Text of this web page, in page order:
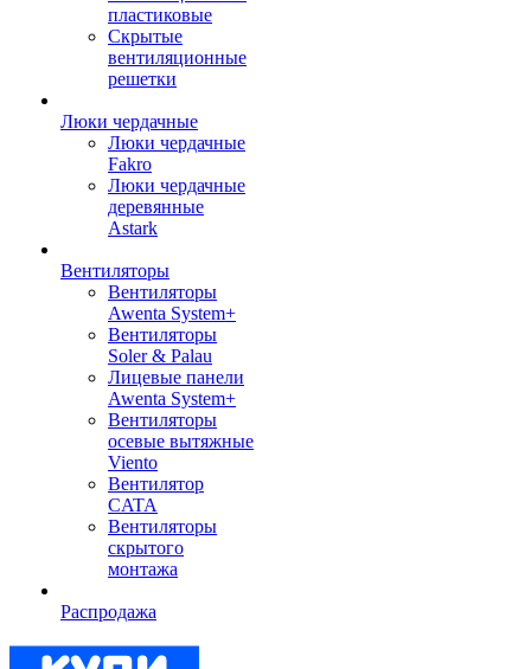
пластиковые
Скрытые
вентиляционные
решетки
Люки чердачные
Люки чердачные
Fakro
Люки чердачные
деревянные
Astark
Вентиляторы
Вентиляторы
Awenta System+
Вентиляторы
Soler & Palau
Лицевые панели
Awenta System+
Вентиляторы
осевые вытяжные
Viento
Вентилятор
CATA
Вентиляторы
скрытого
монтажа
Распродажа